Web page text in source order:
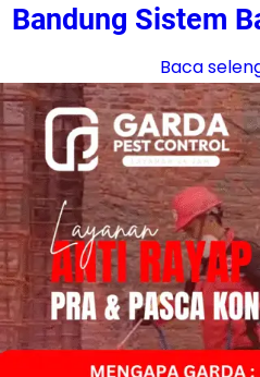
Bandung Sistem
Baca